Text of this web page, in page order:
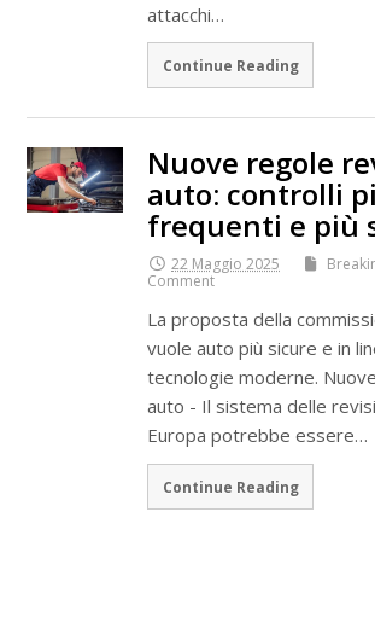
attacchi…
Continue Reading
Nuove regole
auto: controlli
frequenti e più
22 Maggio 2025
Comment
La proposta della
vuole auto più sicure e in
tecnologie moderne.
auto - Il sistema delle
Europa potrebbe essere…
Continue Reading